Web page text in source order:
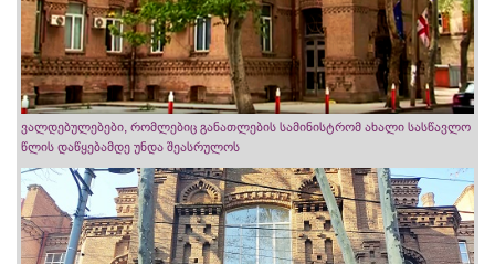
ვალდებულებები, რომლებიც განათლების სამინისტრომ ახალი სასწავლო
წლის დაწყებამდე უნდა შეასრულოს